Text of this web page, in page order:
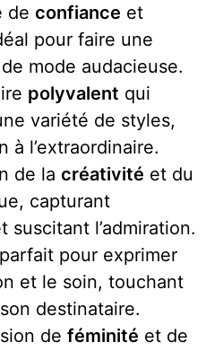
de confiance et
pour faire une
mode audacieuse.
polyvalent qui
variété de styles,
à l’extraordinaire.
de la créativité et du
capturant
suscitant l’admiration.
pour exprimer
et le soin, touchant
destinataire.
de féminité et de